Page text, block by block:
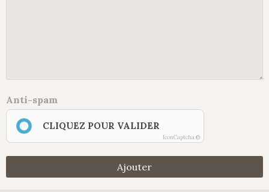
Anti-spam
CLIQUEZ POUR VALIDER
IconCaptcha ©
Ajouter